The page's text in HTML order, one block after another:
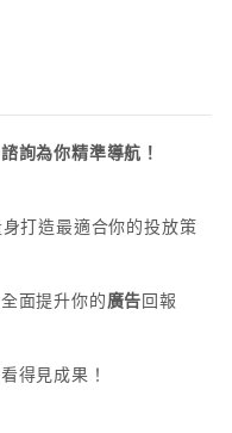
詢為你精準導航！
身打造最適合你的投放策
面提升你的廣告回報
得見成果！